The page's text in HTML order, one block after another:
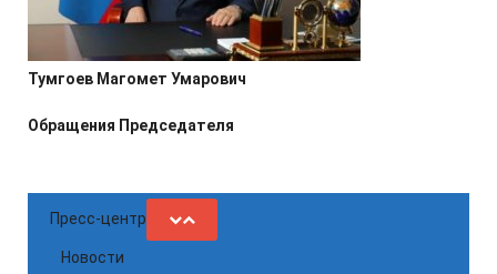
Тумгоев Магомет Умарович
Обращения Председателя
Пресс-центр
Новости